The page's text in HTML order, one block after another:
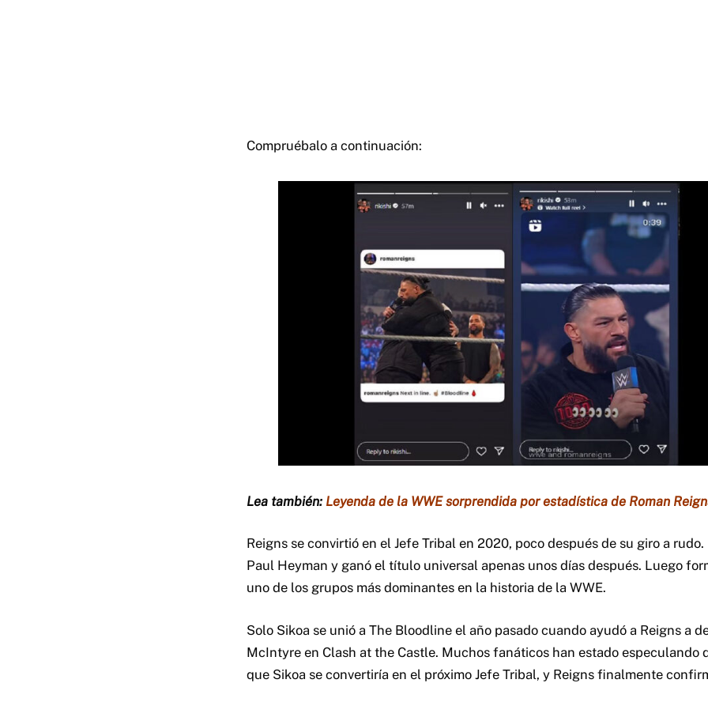
Compruébalo a continuación:
Lea también: Leyenda de la WWE sorprendida por estadística de Roman
Reigns se convirtió en el Jefe Tribal en 2020, poco después de su giro a
Paul Heyman y ganó el título universal apenas unos días después. Luego
uno de los grupos más dominantes en la historia de la WWE.
Solo Sikoa se unió a The Bloodline el año pasado cuando ayudó a Reigns a
McIntyre en Clash at the Castle. Muchos fanáticos han estado especulando
que Sikoa se convertiría en el próximo Jefe Tribal, y Reigns finalmente